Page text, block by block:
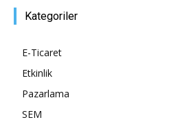
Kategoriler
E-Ticaret
Etkinlik
Pazarlama
SEM